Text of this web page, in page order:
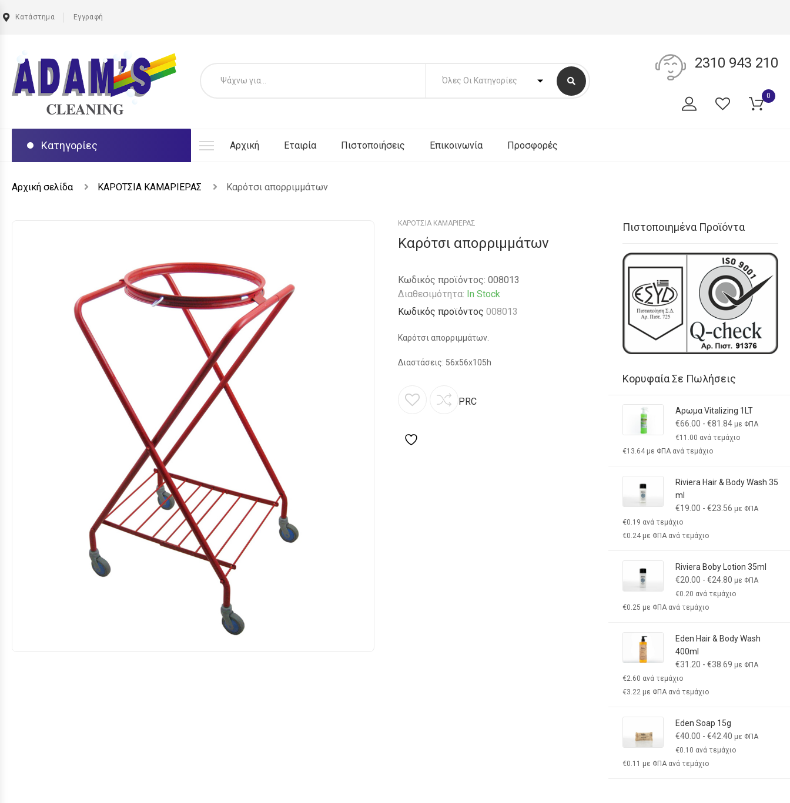
Κατάστημα Εγγραφή
Όλες Οι Κατηγορίες
2310 943 210
0
Κατηγορίες Αρχική Εταιρία Πιστοποιήσεις Επικοινωνία Προσφορές
Αρχική σελίδα ΚΑΡΟΤΣΙΑ ΚΑΜΑΡΙΕΡΑΣ Καρότσι απορριμμάτων
ΚΑΡΟΤΣΙΑ ΚΑΜΑΡΙΕΡΑΣ
Καρότσι απορριμμάτων
Κωδικός προϊόντος:008013
Διαθεσιμότητα: In Stock
Κωδικός προϊόντος008013
Καρότσι απορριμμάτων.
Διαστάσεις: 56x56x105h
PRC
Πιστοποιημένα Προϊόντα
Κορυφαία Σε Πωλήσεις
Αρωμα Vitalizing 1LT
€66.00 - €81.84 με ΦΠΑ
€11.00 ανά τεμάχιο
€13.64 με ΦΠΑ ανά τεμάχιο
Riviera Hair & Body Wash 35
ml
€19.00 - €23.56 με ΦΠΑ
€0.19 ανά τεμάχιο
€0.24 με ΦΠΑ ανά τεμάχιο
Riviera Boby Lotion 35ml
€20.00 - €24.80 με ΦΠΑ
€0.20 ανά τεμάχιο
€0.25 με ΦΠΑ ανά τεμάχιο
Eden Hair & Body Wash
400ml
€31.20 - €38.69 με ΦΠΑ
€2.60 ανά τεμάχιο
€3.22 με ΦΠΑ ανά τεμάχιο
Eden Soap 15g
€40.00 - €42.40 με ΦΠΑ
€0.10 ανά τεμάχιο
€0.11 με ΦΠΑ ανά τεμάχιο